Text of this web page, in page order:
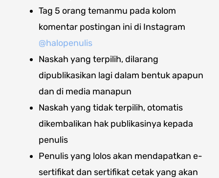
Tag 5 orang temanmu pada kolom
komentar postingan ini di Instagram
@halopenulis
Naskah yang terpilih, dilarang
dipublikasikan lagi dalam bentuk apapun
dan di media manapun
Naskah yang tidak terpilih, otomatis
dikembalikan hak publikasinya kepada
penulis
Penulis yang lolos akan mendapatkan e-
sertifikat dan sertifikat cetak yang akan